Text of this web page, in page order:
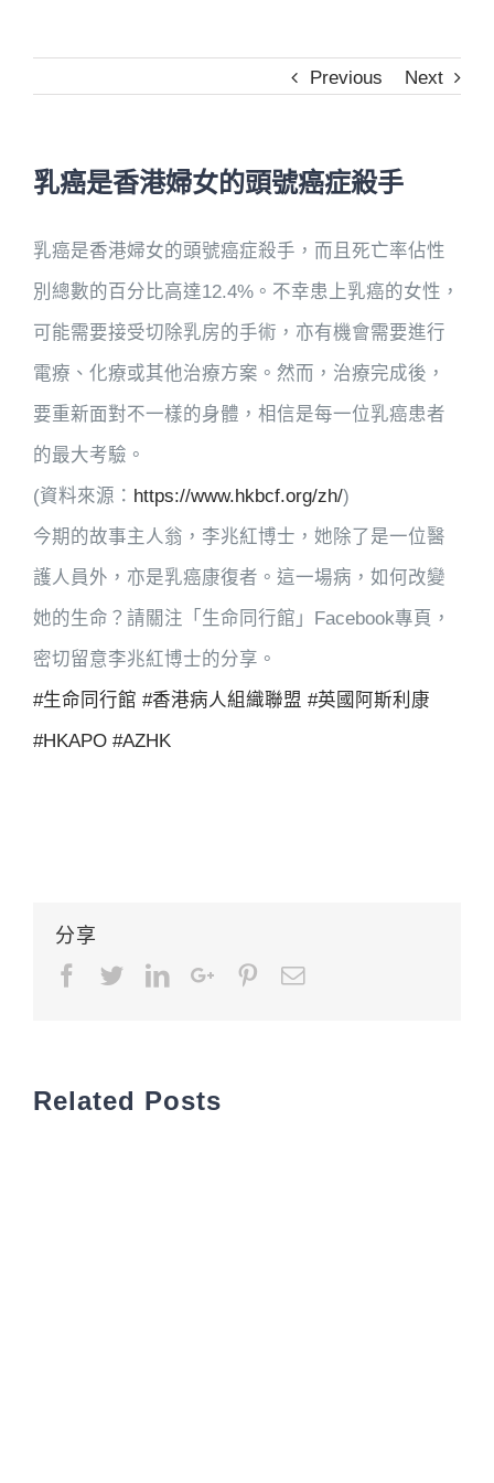
Previous Next
乳癌是香港婦女的頭號癌症殺手
乳癌是香港婦女的頭號癌症殺手，而且死亡率佔性
別總數的百分比高達12.4%。不幸患上乳癌的女性，
可能需要接受切除乳房的手術，亦有機會需要進行
電療、化療或其他治療方案。然而，治療完成後，
要重新面對不一樣的身體，相信是每一位乳癌患者
的最大考驗。
(資料來源： https://www.hkbcf.org/zh/)
今期的故事主人翁，李兆紅博士，她除了是一位醫
護人員外，亦是乳癌康復者。這一場病，如何改變
她的生命？請關注「生命同行館」Facebook專頁，
密切留意李兆紅博士的分享。
#生命同行館 #香港病人組織聯盟 #英國阿斯利康
#HKAPO #AZHK
分享
Facebook
TwitterLinkedInGoogle+Pinterest
Email
Related Posts